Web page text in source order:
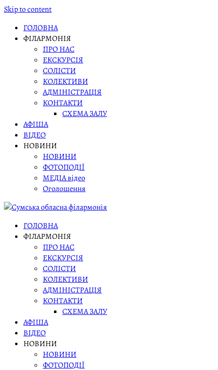
Skip to content
ГОЛОВНА
ФІЛАРМОНІЯ
ПРО НАС
ЕКСКУРСІЯ
СОЛІСТИ
КОЛЕКТИВИ
АДМІНІСТРАЦІЯ
КОНТАКТИ
СХЕМА ЗАЛУ
АФІША
ВІДЕО
НОВИНИ
НОВИНИ
ФОТОПОДІЇ
МЕДІА відео
Оголошення
ГОЛОВНА
ФІЛАРМОНІЯ
ПРО НАС
ЕКСКУРСІЯ
СОЛІСТИ
КОЛЕКТИВИ
АДМІНІСТРАЦІЯ
КОНТАКТИ
СХЕМА ЗАЛУ
АФІША
ВІДЕО
НОВИНИ
НОВИНИ
ФОТОПОДІЇ